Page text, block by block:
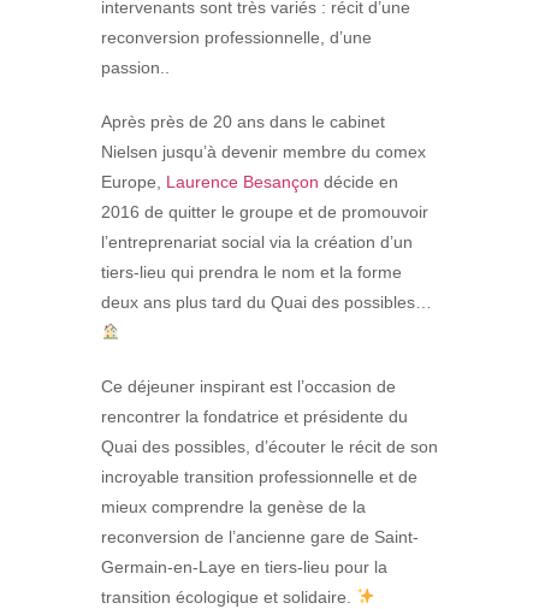
intervenants sont très variés : récit d’une
reconversion professionnelle, d’une
passion..
Après près de 20 ans dans le cabinet
Nielsen jusqu’à devenir membre du comex
Europe, Laurence Besançon décide en
2016 de quitter le groupe et de promouvoir
l’entreprenariat social via la création d’un
tiers-lieu qui prendra le nom et la forme
deux ans plus tard du Quai des possibles…
Ce déjeuner inspirant est l’occasion de
rencontrer la fondatrice et présidente du
Quai des possibles, d’écouter le récit de son
incroyable transition professionnelle et de
mieux comprendre la genèse de la
reconversion de l’ancienne gare de Saint-
Germain-en-Laye en tiers-lieu pour la
transition écologique et solidaire.